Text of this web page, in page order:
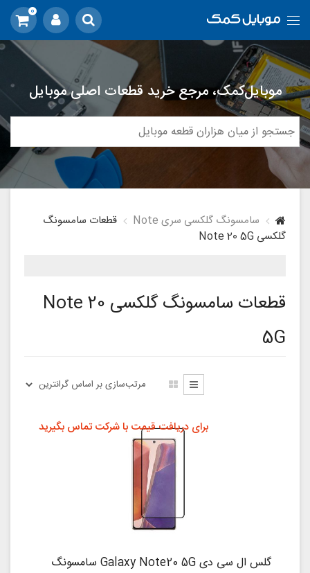
0
موبایل‌کمک، مرجع خرید قطعات اصلی موبایل
سامسونگ گلکسی سری Note
قطعات سامسونگ
گلکسی Note 20 5G
قطعات سامسونگ گلکسی Note 20
5G
گلس ال سی دی Galaxy Note20 5G سامسونگ
برای دریافت قیمت با شرکت تماس بگیرید